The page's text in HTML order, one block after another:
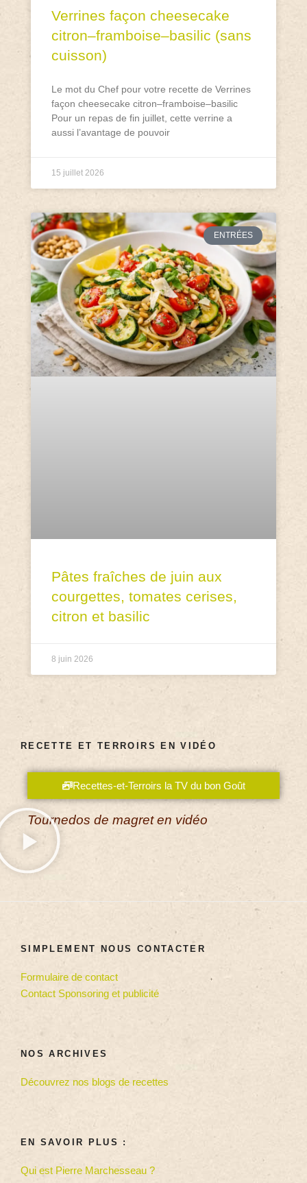
Verrines façon cheesecake
citron–framboise–basilic (sans
cuisson)
Le mot du Chef pour votre recette de Verrines
façon cheesecake citron–framboise–basilic
Pour un repas de fin juillet, cette verrine a
aussi l’avantage de pouvoir
15 juillet 2026
ENTRÉES
Pâtes fraîches de juin aux
courgettes, tomates cerises,
citron et basilic
8 juin 2026
RECETTE ET TERROIRS EN VIDÉO
Recettes-et-Terroirs la TV du bon Goût
Tournedos de magret en vidéo
SIMPLEMENT NOUS CONTACTER
Formulaire de contact
Contact Sponsoring et publicité
NOS ARCHIVES
Découvrez nos blogs de recettes
EN SAVOIR PLUS :
Qui est Pierre Marchesseau ?